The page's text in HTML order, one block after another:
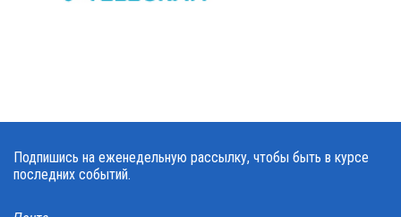
Подпишись на еженедельную рассылку, чтобы быть в курсе
последних событий.